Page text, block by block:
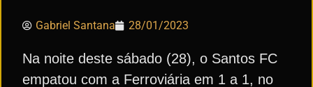
Gabriel Santana 28/01/2023
Na noite deste sábado (28), o Santos FC
empatou com a Ferroviária em 1 a 1, no